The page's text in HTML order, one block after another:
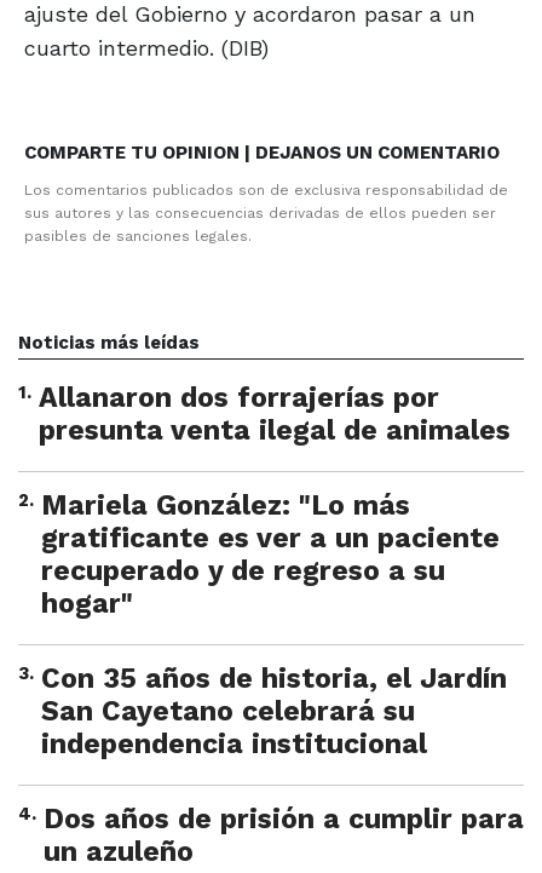
ajuste del Gobierno y acordaron pasar a un
cuarto intermedio. (DIB)
COMPARTE TU OPINION | DEJANOS UN COMENTARIO
Los comentarios publicados son de exclusiva responsabilidad de
sus autores y las consecuencias derivadas de ellos pueden ser
pasibles de sanciones legales.
Noticias más leídas
1. Allanaron dos forrajerías por
presunta venta ilegal de animales
2. Mariela González: "Lo más
gratificante es ver a un paciente
recuperado y de regreso a su
hogar"
3. Con 35 años de historia, el Jardín
San Cayetano celebrará su
independencia institucional
4. Dos años de prisión a cumplir para
un azuleño